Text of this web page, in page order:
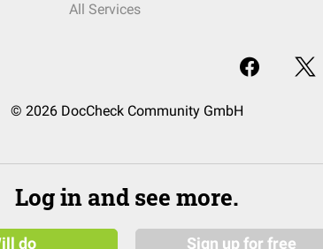
All Services
© 2026 DocCheck Community GmbH
Log in and see more.
do Sign up for free